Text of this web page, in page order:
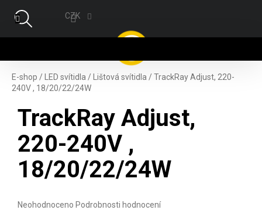
CZK
E-shop / LED svítidla / Lištová svítidla /TrackRay Adjust, 220-
240V , 18/20/22/24W
TrackRay Adjust,
220-240V ,
18/20/22/24W
Průměrné hodnocení produktu je 0,0 z 5 hvězdiček.
Neohodnoceno Podrobnosti hodnocení